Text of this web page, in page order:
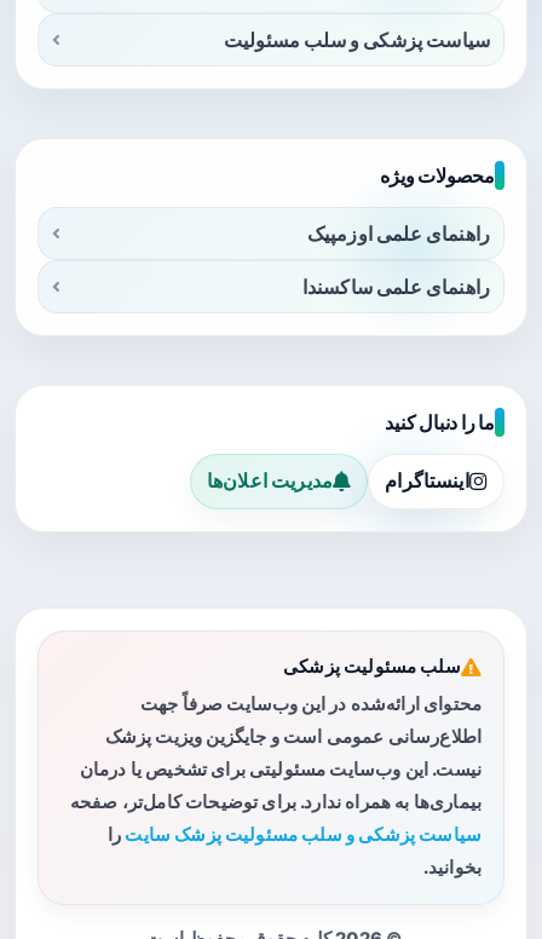
سیاست پزشکی و سلب مسئولیت
محصولات ویژه
راهنمای علمی اوزمپیک
راهنمای علمی ساکسندا
ما را دنبال کنید
اینستاگرام مدیریت اعلان‌ها
سلب مسئولیت پزشکی
محتوای ارائه‌شده در این وب‌سایت صرفاً جهت
اطلاع‌رسانی عمومی است و جایگزین ویزیت پزشک
نیست. این وب‌سایت مسئولیتی برای تشخیص یا درمان
بیماری‌ها به همراه ندارد. برای توضیحات کامل‌تر، صفحه
سیاست پزشکی و سلب مسئولیت پزشک سایت را
بخوانید.